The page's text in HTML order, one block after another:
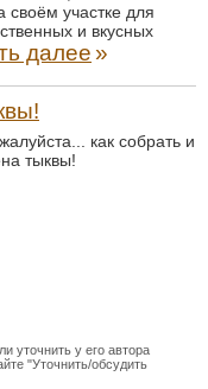
своём участке для
и вкусных
далее»
как собрать и
тыквы!
уточнить у его автора
"Уточнить/обсудить